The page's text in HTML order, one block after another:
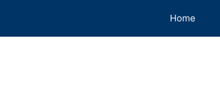
Home